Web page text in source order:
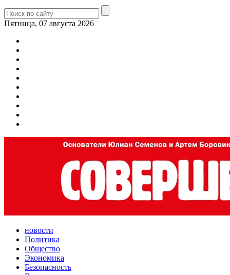
Пятница, 07 августа 2026
новости
Политика
Общество
Экономика
Безопасность